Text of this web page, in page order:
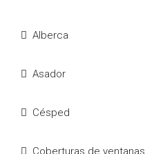
Alberca
Asador
Césped
Coberturas de ventanas